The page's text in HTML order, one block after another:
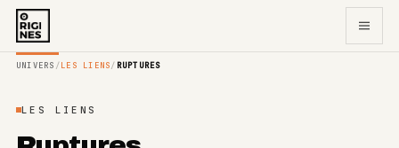
UNIVERS /LES LIENS/ RUPTURES
LES LIENS